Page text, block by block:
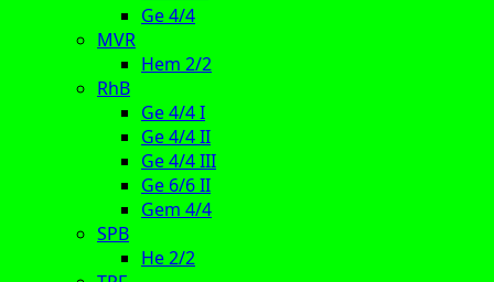
Ge 4/4
MVR
Hem 2/2
RhB
Ge 4/4 I
Ge 4/4 II
Ge 4/4 III
Ge 6/6 II
Gem 4/4
SPB
He 2/2